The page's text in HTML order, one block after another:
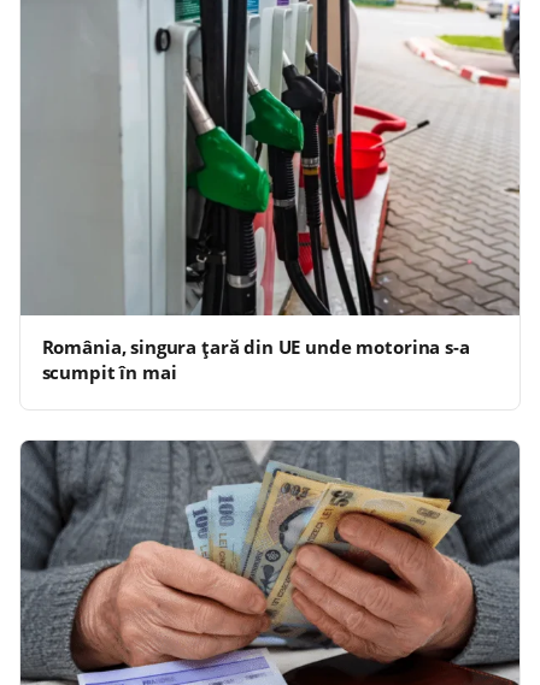
România, singura țară din UE unde motorina s-a
scumpit în mai